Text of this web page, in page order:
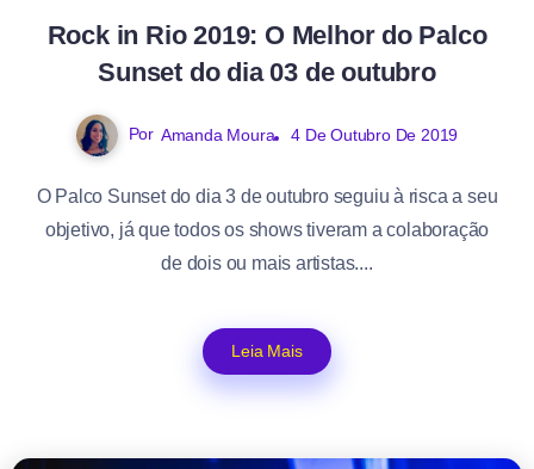
Rock in Rio 2019: O Melhor do Palco
Sunset do dia 03 de outubro
Por Amanda Moura 4 De Outubro De 2019
O Palco Sunset do dia 3 de outubro seguiu à risca a seu
objetivo, já que todos os shows tiveram a colaboração
de dois ou mais artistas....
Leia Mais